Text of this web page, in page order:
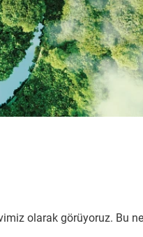
olarak görüyoruz. Bu